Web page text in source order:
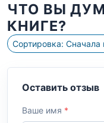
ЧТО ВЫ
КНИГЕ?
Сортировка:
Оставить отзыв
Ваше имя *